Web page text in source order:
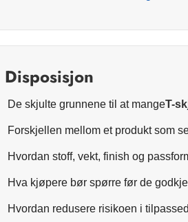
Disposisjon
De skjulte grunnene til at mangeT-
Forskjellen mellom et produkt som
Hvordan stoff, vekt, finish og
Hva kjøpere bør spørre før de
Hvordan redusere risikoen i